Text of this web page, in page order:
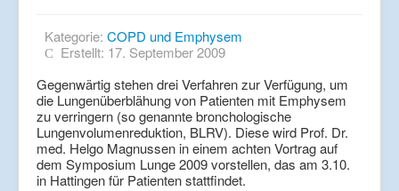
Kategorie: COPD und Emphysem
Erstellt: 17. September 2009
Gegenwärtig stehen drei Verfahren zur Verfügung, um
die Lungenüberblähung von Patienten mit Emphysem
zu verringern (so genannte bronchologische
Lungenvolumenreduktion, BLRV). Diese wird Prof. Dr.
med. Helgo Magnussen in einem achten Vortrag auf
dem Symposium Lunge 2009 vorstellen, das am 3.10.
in Hattingen für Patienten stattfindet.